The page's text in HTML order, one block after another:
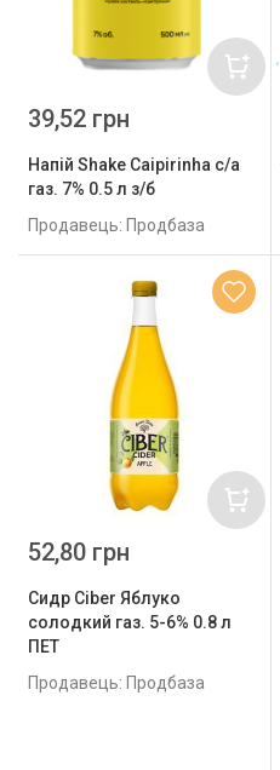
Напій Shake Caipirinha с/а
газ. 7% 0.5 л з/б
Продавець: Продбаза
39,52 грн
Сидр Ciber Яблуко
солодкий газ. 5-6% 0.8 л
ПЕТ
Продавець: Продбаза
52,80 грн